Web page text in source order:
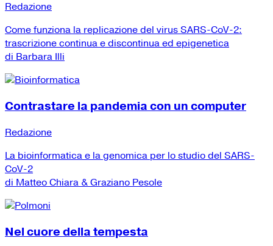
Redazione
Come funziona la replicazione del virus SARS-CoV-2:
trascrizione continua e discontinua ed epigenetica
di Barbara Illi
Contrastare la pandemia con un computer
Redazione
La bioinformatica e la genomica per lo studio del SARS-
CoV-2
di Matteo Chiara & Graziano Pesole
Nel cuore della tempesta